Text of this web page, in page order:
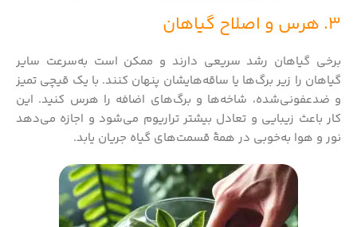
3. هرس و اصلاح گیاهان
برخی گیاهان رشد سریعی دارند و ممکن است به‌سرعت سایر
گیاهان را زیر برگ‌ها یا ساقه‌هایشان پنهان کنند. با یک قیچی تمیز
و ضدعفونی‌شده، شاخه‌ها و برگ‌های اضافه را هرس کنید. این
کار باعث زیبایی و تعادل بیشتر تراریوم می‌شود و اجازه می‌دهد
نور و هوا به‌خوبی در همهٔ قسمت‌های گیاه جریان یابد.